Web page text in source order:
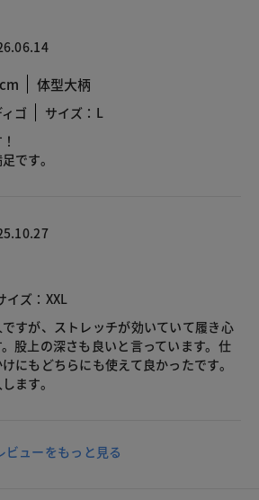
体型大柄
ゴ
サイズ：L
です。
イズ：XXL
すが、ストレッチが効いていて履き心
股上の深さも良いと言っています。仕
にもどちらにも使えて良かったです。
ます。
ビューをもっと見る